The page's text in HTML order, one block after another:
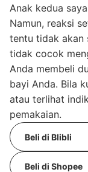
Anak kedua
Namun, reaksi
tentu tidak akan
tidak cocok
Anda membeli
bayi Anda. Bila
atau terlihat
pemakaian.
Beli di Blibli
Beli di Shopee